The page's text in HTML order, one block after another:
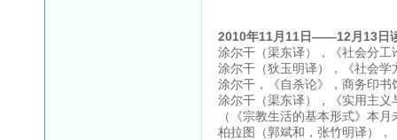
2010年11月11日——12月13日
涂尔干（渠东译），《社会分工
涂尔干（狄玉明译），《社会学
涂尔干，《自杀论》，商务印书
涂尔干（渠东译），《实用主义
（《宗教生活的基本形式》本
柏拉图（郭斌和，张竹明译），